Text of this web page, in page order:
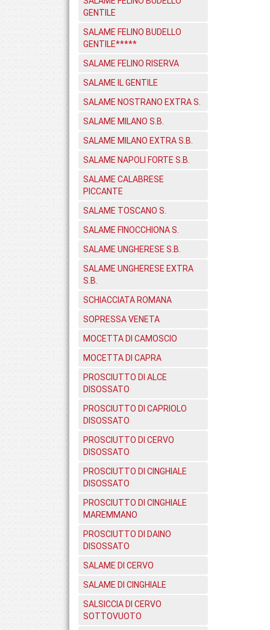
GENTILE
SALAME FELINO BUDELLO
GENTILE*****
SALAME FELINO RISERVA
SALAME IL GENTILE
SALAME NOSTRANO EXTRA S.
SALAME MILANO S.B.
SALAME MILANO EXTRA S.B.
SALAME NAPOLI FORTE S.B.
SALAME CALABRESE
PICCANTE
SALAME TOSCANO S.
SALAME FINOCCHIONA S.
SALAME UNGHERESE S.B.
SALAME UNGHERESE EXTRA
S.B.
SCHIACCIATA ROMANA
SOPRESSA VENETA
MOCETTA DI CAMOSCIO
MOCETTA DI CAPRA
PROSCIUTTO DI ALCE
DISOSSATO
PROSCIUTTO DI CAPRIOLO
DISOSSATO
PROSCIUTTO DI CERVO
DISOSSATO
PROSCIUTTO DI CINGHIALE
DISOSSATO
PROSCIUTTO DI CINGHIALE
MAREMMANO
PROSCIUTTO DI DAINO
DISOSSATO
SALAME DI CERVO
SALAME DI CINGHIALE
SALSICCIA DI CERVO
SOTTOVUOTO